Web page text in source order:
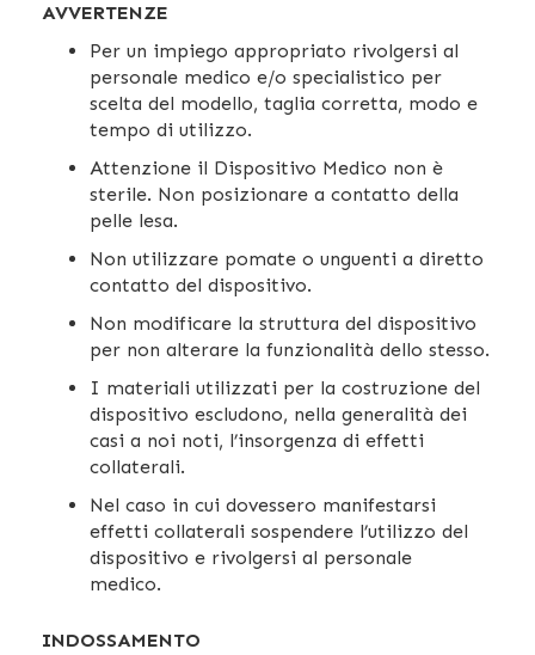
AVVERTENZE
Per un impiego appropriato rivolgersi al
personale medico e/o specialistico per
scelta del modello, taglia corretta, modo e
tempo di utilizzo.
Attenzione il Dispositivo Medico non è
sterile. Non posizionare a contatto della
pelle lesa.
Non utilizzare pomate o unguenti a diretto
contatto del dispositivo.
Non modificare la struttura del dispositivo
per non alterare la funzionalità dello stesso.
I materiali utilizzati per la costruzione del
dispositivo escludono, nella generalità dei
casi a noi noti, l’insorgenza di effetti
collaterali.
Nel caso in cui dovessero manifestarsi
effetti collaterali sospendere l’utilizzo del
dispositivo e rivolgersi al personale
medico.
INDOSSAMENTO